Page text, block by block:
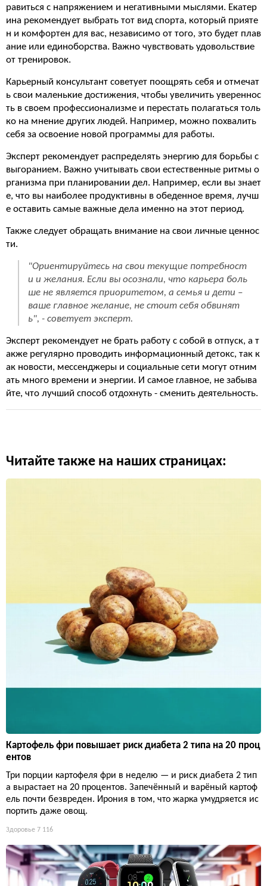
равиться с напряжением и негативными мыслями. Екатер
ина рекомендует выбрать тот вид спорта, который прияте
н и комфортен для вас, независимо от того, это будет плав
ание или единоборства. Важно чувствовать удовольствие
от тренировок.
Карьерный консультант советует поощрять себя и отмечат
ь свои маленькие достижения, чтобы увеличить увереннос
ть в своем профессионализме и перестать полагаться толь
ко на мнение других людей. Например, можно похвалить
себя за освоение новой программы для работы.
Эксперт рекомендует распределять энергию для борьбы с
выгоранием. Важно учитывать свои естественные ритмы о
рганизма при планировании дел. Например, если вы знает
е, что вы наиболее продуктивны в обеденное время, лучш
е оставить самые важные дела именно на этот период.
Также следует обращать внимание на свои личные ценнос
ти.
"Ориентируйтесь на свои текущие потребност
и и желания. Если вы осознали, что карьера боль
ше не является приоритетом, а семья и дети –
ваше главное желание, не стоит себя обвинят
ь", - советует эксперт.
Эксперт рекомендует не брать работу с собой в отпуск, а т
акже регулярно проводить информационный детокс, так к
ак новости, мессенджеры и социальные сети могут отним
ать много времени и энергии. И самое главное, не забыва
йте, что лучший способ отдохнуть - сменить деятельность.
Читайте также на наших страницах:
Картофель фри повышает риск диабета 2 типа на 20 проц
ентов
Три порции картофеля фри в неделю — и риск диабета 2 тип
а вырастает на 20 процентов. Запечённый и варёный картоф
ель почти безвреден. Ирония в том, что жарка умудряется ис
портить даже овощ.
Здоровье 7 116